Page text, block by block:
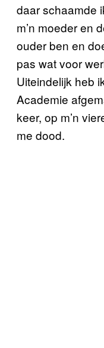
daar schaamde
m’n moeder en
ouder ben en
pas wat voor
Uiteindelijk heb
Academie
keer, op m’n
me dood.